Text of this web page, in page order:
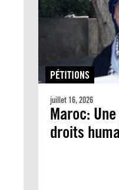
PÉTITIONS
juillet 16, 2026
Maroc:
droits